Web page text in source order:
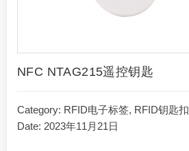
NFC NTAG215遥控钥匙
Category: RFID电子标签, RFID钥匙扣
Date: 2023年11月21日